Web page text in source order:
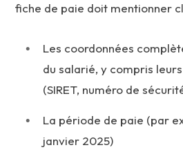
fiche de paie doit mentionner
Les coordonnées
du salarié, y compris
(SIRET, numéro de
La période de paie (par
janvier 2025)